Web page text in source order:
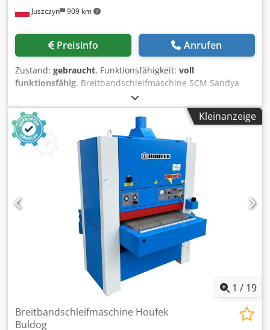
gereinigt und funktionsgeprueft. • Alle Maschinen werden
Gewaehrleistung. Es steht dem Kaeufer frei die Maschinen
am Standort zu besichtigen. • Sondervereinbarungen sind
wir nur unter Angabe Ihrer Adresse + Telefonnummer!)
Juszczyn 909 km
Preisinfo Anrufen
Zustand: gebraucht, Funktionsfähigkeit: voll
funktionsfähig, Breitbandschleifmaschine SCM Sandya
Win Arbeitsbreite: 630 mm Schleifhöhe: 3 – 140 mm 1
Kombi-Aggregat Elektrische Höhenverstellung
Pneumatische Oszillation Zwei Vorschubgeschwindigkeiten
Cjdpfx Aezmg Swjfpoha
Kleinanzeige
1 / 19
Breitbandschleifmaschine Houfek
Buldog